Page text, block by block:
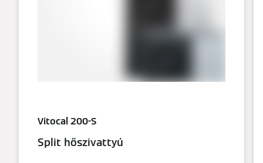
Vitocal 200-S
Split hőszivattyú